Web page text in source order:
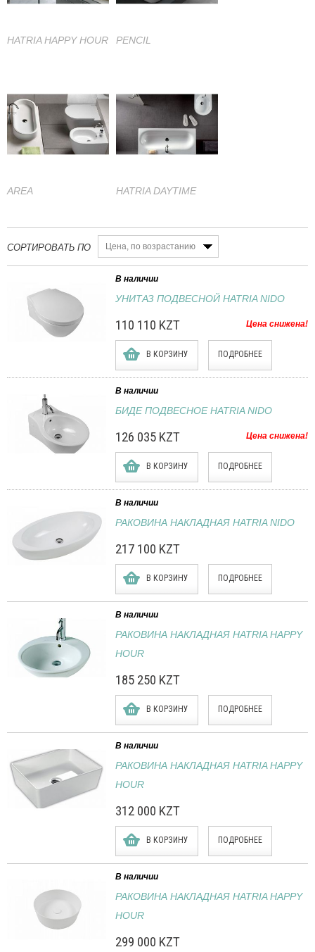
HATRIA HAPPY HOUR PENCIL
AREA HATRIA DAYTIME
СОРТИРОВАТЬ ПО Цена, по возрастанию
В наличии
УНИТАЗ ПОДВЕСНОЙ HATRIA NIDO
Цена снижена!
110 110 KZT
В КОРЗИНУ ПОДРОБНЕЕ
В наличии
БИДЕ ПОДВЕСНОЕ HATRIA NIDO
Цена снижена!
126 035 KZT
В КОРЗИНУ ПОДРОБНЕЕ
В наличии
РАКОВИНА НАКЛАДНАЯ HATRIA NIDO
217 100 KZT
В КОРЗИНУ ПОДРОБНЕЕ
В наличии
РАКОВИНА НАКЛАДНАЯ HATRIA HAPPY
HOUR
185 250 KZT
В КОРЗИНУ ПОДРОБНЕЕ
В наличии
РАКОВИНА НАКЛАДНАЯ HATRIA HAPPY
HOUR
312 000 KZT
В КОРЗИНУ ПОДРОБНЕЕ
В наличии
РАКОВИНА НАКЛАДНАЯ HATRIA HAPPY
HOUR
299 000 KZT